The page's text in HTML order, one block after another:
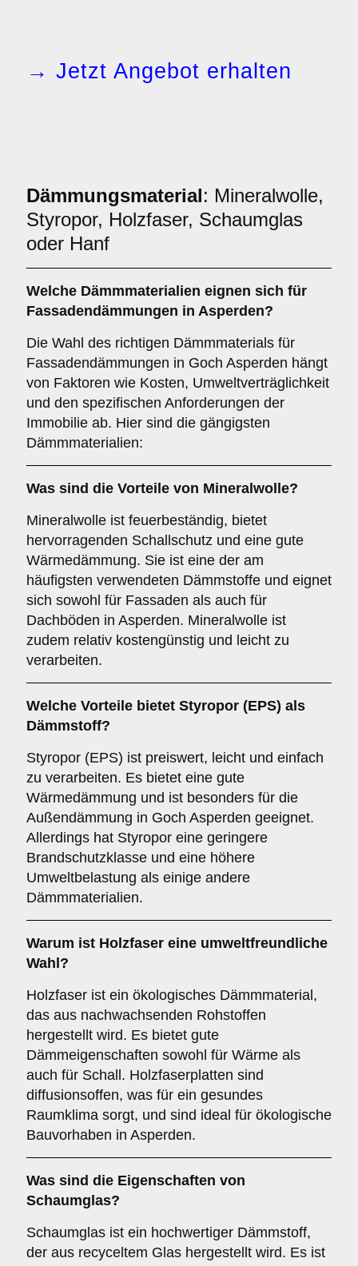
→ Jetzt Angebot erhalten
Dämmungsmaterial: Mineralwolle,
Styropor, Holzfaser, Schaumglas
oder Hanf
Welche Dämmmaterialien eignen sich für
Fassadendämmungen in Asperden?
Die Wahl des richtigen Dämmmaterials für
Fassadendämmungen in Goch Asperden hängt
von Faktoren wie Kosten, Umweltverträglichkeit
und den spezifischen Anforderungen der
Immobilie ab. Hier sind die gängigsten
Dämmmaterialien:
Was sind die Vorteile von Mineralwolle?
Mineralwolle ist feuerbeständig, bietet
hervorragenden Schallschutz und eine gute
Wärmedämmung. Sie ist eine der am
häufigsten verwendeten Dämmstoffe und eignet
sich sowohl für Fassaden als auch für
Dachböden in Asperden. Mineralwolle ist
zudem relativ kostengünstig und leicht zu
verarbeiten.
Welche Vorteile bietet Styropor (EPS) als
Dämmstoff?
Styropor (EPS) ist preiswert, leicht und einfach
zu verarbeiten. Es bietet eine gute
Wärmedämmung und ist besonders für die
Außendämmung in Goch Asperden geeignet.
Allerdings hat Styropor eine geringere
Brandschutzklasse und eine höhere
Umweltbelastung als einige andere
Dämmmaterialien.
Warum ist Holzfaser eine umweltfreundliche
Wahl?
Holzfaser ist ein ökologisches Dämmmaterial,
das aus nachwachsenden Rohstoffen
hergestellt wird. Es bietet gute
Dämmeigenschaften sowohl für Wärme als
auch für Schall. Holzfaserplatten sind
diffusionsoffen, was für ein gesundes
Raumklima sorgt, und sind ideal für ökologische
Bauvorhaben in Asperden.
Was sind die Eigenschaften von
Schaumglas?
Schaumglas ist ein hochwertiger Dämmstoff,
der aus recyceltem Glas hergestellt wird. Es ist